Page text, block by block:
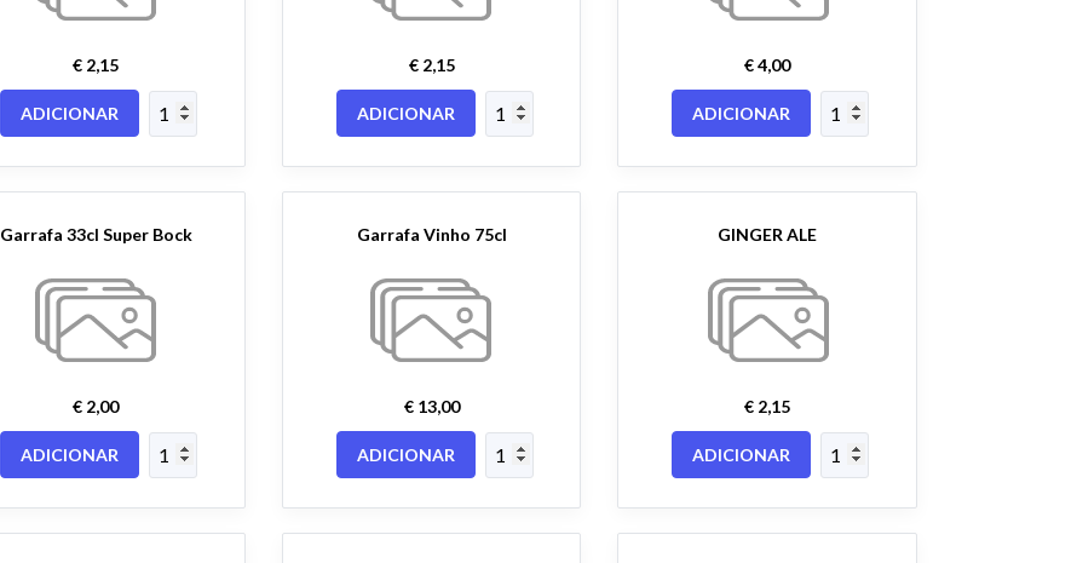
€ 2,15
ADICIONAR
€ 2,15
ADICIONAR
€ 4,00
ADICIONAR
Garrafa 33cl Super Bock
€ 2,00
ADICIONAR
Garrafa Vinho 75cl
€ 13,00
ADICIONAR
GINGER ALE
€ 2,15
ADICIONAR